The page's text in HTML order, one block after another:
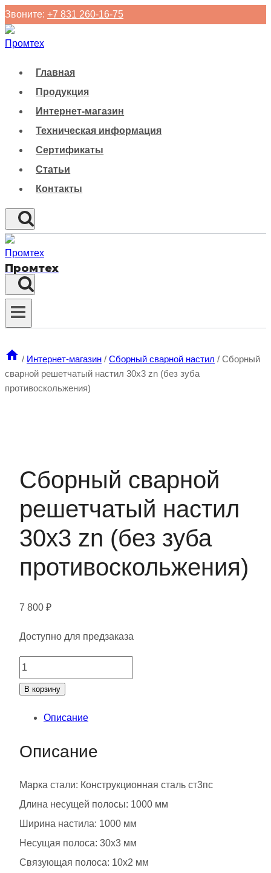
Перейти
к
Звоните: +7 831 260-16-75
Главная
Продукция
Интернет-магазин
Техническая информация
Сертификаты
Статьи
Контакты
Промтех
/ Интернет-магазин / Сборный сварной настил / Сборный
сварной решетчатый настил 30х3 zn (без зуба
противоскольжения)
Сборный сварной
решетчатый настил
30х3 zn (без зуба
противоскольжения)
7 800 ₽
Доступно для предзаказа
Количество
товара
сварной
30х3
zn
(без
зуба
противоскольжения)
В корзину
Описание
Описание
Марка стали: Конструкционная сталь ст3пс
Длина несущей полосы: 1000 мм
Ширина настила: 1000 мм
Несущая полоса: 30х3 мм
Связующая полоса: 10х2 мм